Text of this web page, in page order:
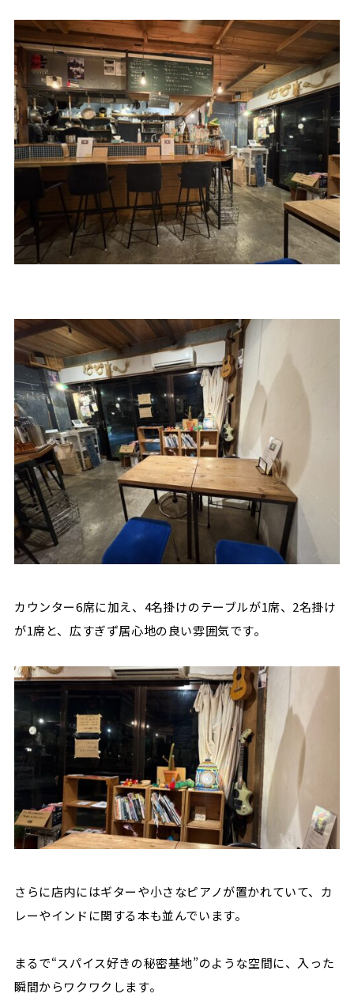
カウンター6席に加え、4名掛けのテーブルが1席、2名掛け
が1席と、広すぎず居心地の良い雰囲気です。
さらに店内にはギターや小さなピアノが置かれていて、カ
レーやインドに関する本も並んでいます。
まるで“スパイス好きの秘密基地”のような空間に、入った
瞬間からワクワクします。